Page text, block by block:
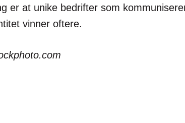
er at unike bedrifter som
vinner oftere.